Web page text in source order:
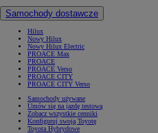
Samochody dostawcze
Hilux
Nowy Hilux
Nowy Hilux Electric
PROACE Max
PROACE
PROACE Verso
PROACE CITY
PROACE CITY Verso
Samochody używane
Umów się na jazdę testową
Zobacz wszystkie cenniki
Konfiguruj swoją Toyotę
Toyota Hybrydowe